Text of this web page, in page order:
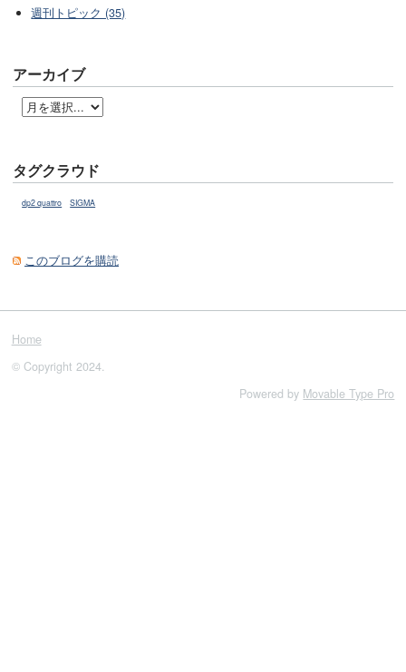
週刊トピック (35)
アーカイブ
タグクラウド
dp2 quattro SIGMA
このブログを購読
Home
© Copyright 2024.
Powered by Movable Type Pro